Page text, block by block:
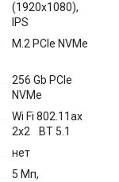
(1920x1080),
IPS
M.2 PCIe NVMe
256 Gb PCIe
NVMe
Wi Fi 802.11ax
2x2 BT 5.1
нет
5 Мп,